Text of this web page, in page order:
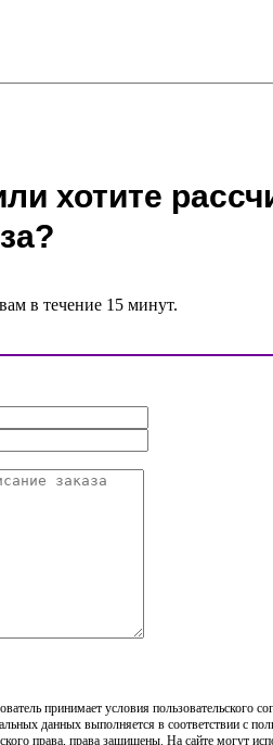
хотите
в течение 15 минут.
принимает условия пользовательского
данных выполняется в соответствии с
права, права защищены. На сайте могут